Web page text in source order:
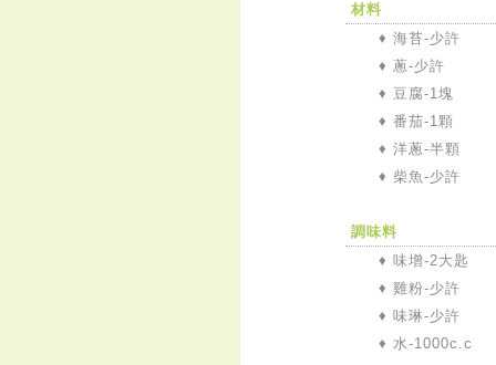
材料
♦ 海苔-少許
♦ 蔥-少許
♦ 豆腐-1塊
♦ 番茄-1顆
♦ 洋蔥-半顆
♦ 柴魚-少許
調味料
♦ 味增-2大匙
♦ 雞粉-少許
♦ 味琳-少許
♦ 水-1000c.c